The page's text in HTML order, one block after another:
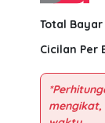
Total
Cicilan Per